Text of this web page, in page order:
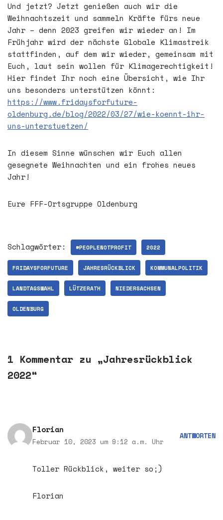
Und jetzt? Jetzt genießen auch wir die
Weihnachtszeit und sammeln Kräfte fürs neue
Jahr – denn 2023 greifen wir wieder an! Im
Frühjahr wird der nächste Globale Klimastreik
stattfinden, auf dem wir wieder, gemeinsam mit
Euch, laut sein wollen für Klimagerechtigkeit!
Hier findet Ihr noch eine Übersicht, wie Ihr
uns besonders unterstützen könnt:
https://www.fridaysforfuture-
oldenburg.de/blog/2022/03/27/wie-koennt-ihr-
uns-unterstuetzen/
In diesem Sinne wünschen wir Euch allen
gesegnete Weihnachten und ein frohes neues
Jahr!
Eure FFF-Ortsgruppe Oldenburg
Schlagwörter: #PEOPLENOTPROFIT 2022
FRIDAYSFORFUTURE JAHRESRÜCKBLICK KOMMUNALPOLITIK
LANDTAGSWAHL LÜTZERATH NIEDERSACHSEN
OLDENBURG
1 Kommentar zu „Jahresrückblick
2022“
Florian
Februar 10, 2023 um 9:12 a.m. Uhr
ANTWORTEN
Toller Rückblick, weiter so;)
Florian